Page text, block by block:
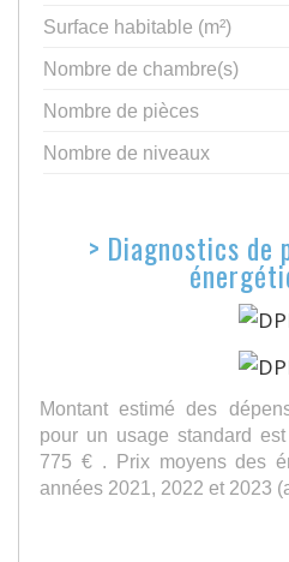
Surface habitable (m²)
Nombre de chambre(s)
Nombre de pièces
Nombre de niveaux
> Diagnostics de
Montant estimé des
pour un usage standard
775 € . Prix moyens des
années 2021, 2022 et 2023